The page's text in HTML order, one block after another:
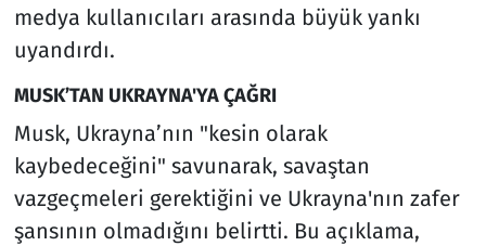
medya kullanıcıları arasında büyük yankı
uyandırdı.
MUSK’TAN UKRAYNA'YA ÇAĞRI
Musk, Ukrayna’nın "kesin olarak
kaybedeceğini" savunarak, savaştan
vazgeçmeleri gerektiğini ve Ukrayna'nın zafer
şansının olmadığını belirtti. Bu açıklama,